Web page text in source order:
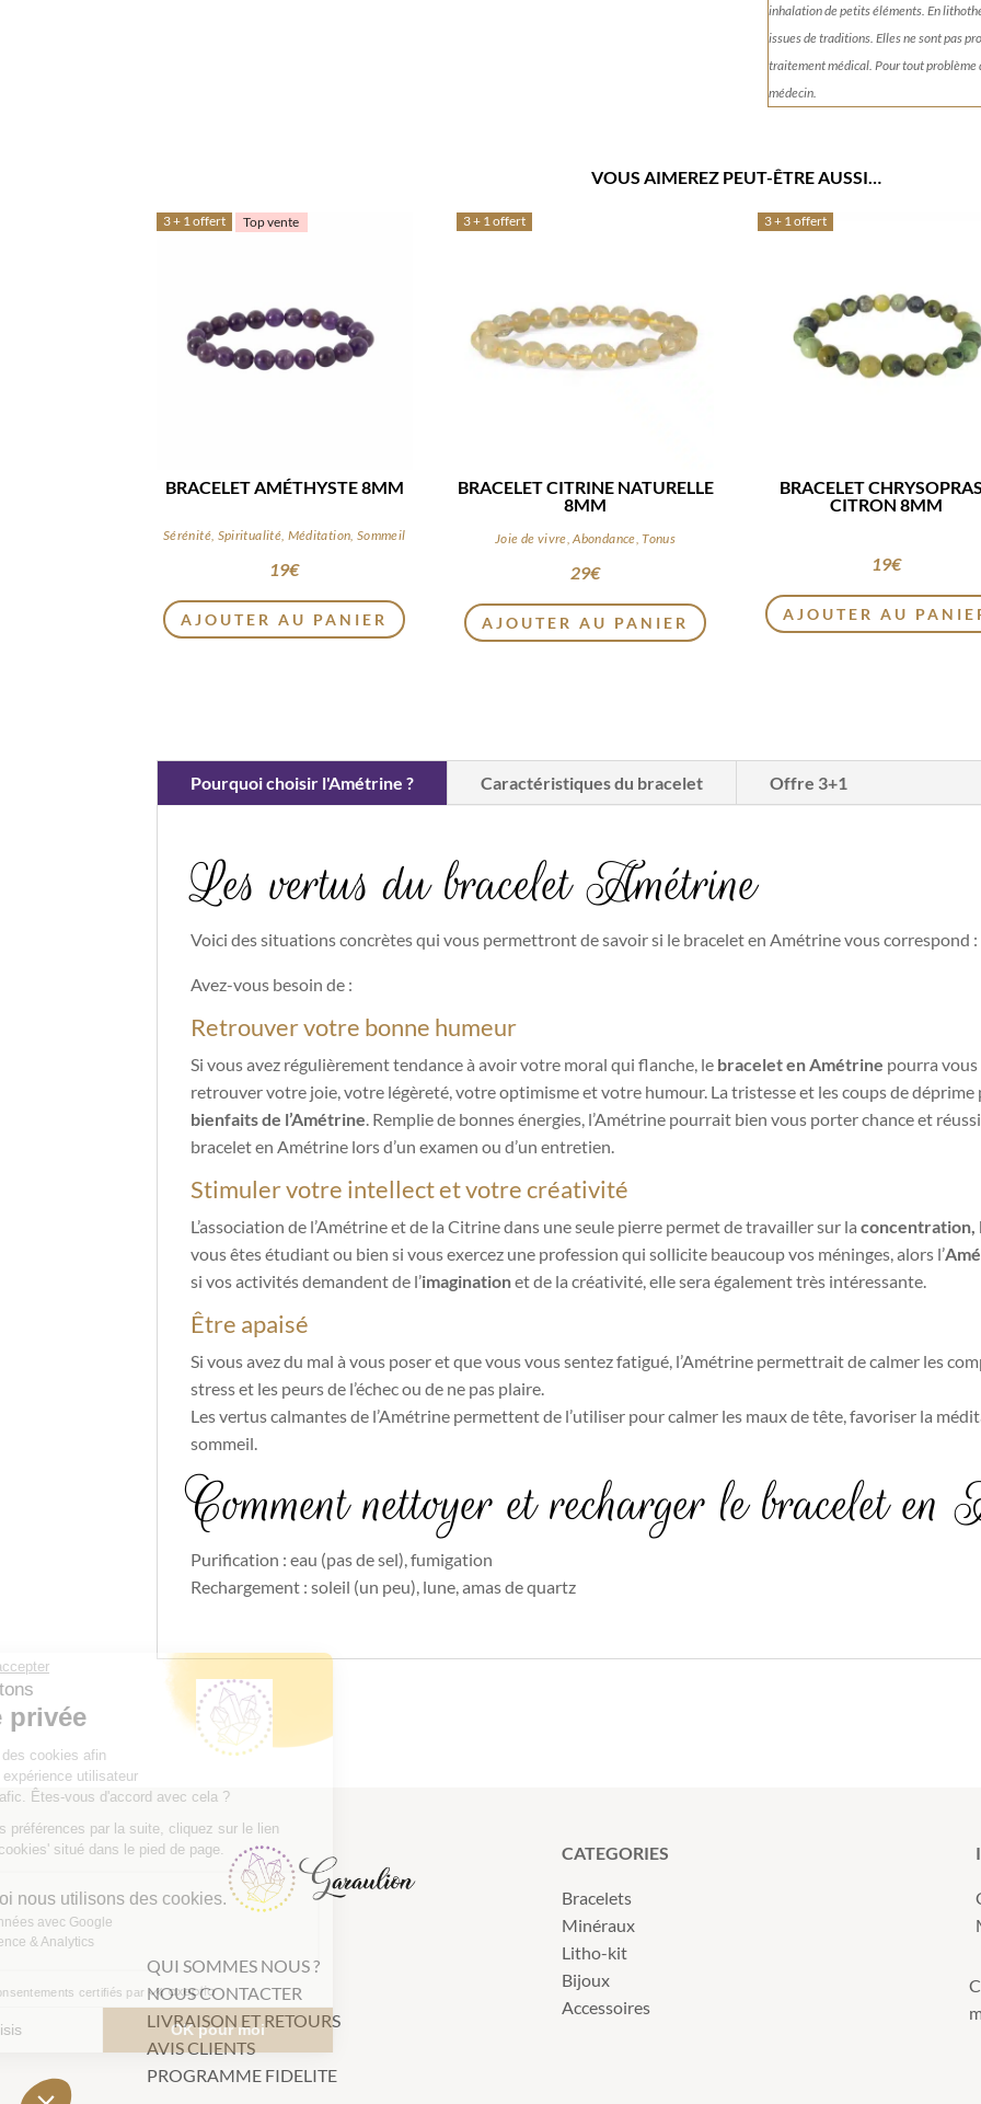
inhalation de petits éléments.En
issues de traditions. Elles ne sont pas
traitement médical. Pour tout problème
médecin.
VOUS AIMEREZ PEUT-ÊTRE AUSSI…
3 + 1 offert Top vente
BRACELET AMÉTHYSTE 8MM
Sérénité, Spiritualité, Méditation, Sommeil
19€
AJOUTER AU PANIER
3 + 1 offert
BRACELET CITRINE NATURELLE
8MM
Joie de vivre, Abondance, Tonus
29€
AJOUTER AU PANIER
3 + 1 offert
BRACELET
CITRON 8MM
19€
AJOUTER AU
Pourquoi choisir l'Amétrine ? Caractéristiques du bracelet Offre 3+1
Les vertus du bracelet Amétrine
Voici des situations concrètes qui vous permettront de savoir si le bracelet en Amétrine vous correspond :
Avez-vous besoin de :
Retrouver votre bonne humeur
Si vous avez régulièrement tendance à avoir votre moral qui flanche, le bracelet en Amétrine pourra
retrouver votre joie, votre légèreté, votre optimisme et votre humour. La tristesse et les coups de déprime
bienfaits de l’Amétrine. Remplie de bonnes énergies, l’Amétrine pourrait bien vous porter chance et
bracelet en Amétrine lors d’un examen ou d’un entretien.
Stimuler votre intellect et votre créativité
L’association de l’Amétrine et de la Citrine dans une seule pierre permet de travailler sur la concentration,
vous êtes étudiant ou bien si vous exercez une profession qui sollicite beaucoup vos méninges, alors l’
si vos activités demandent de l’imaginationet de la créativité, elle sera également très intéressante.
Être apaisé
Si vous avez du mal à vous poser et que vous vous sentez fatigué, l’Amétrine permettrait de calmer les
stress et les peurs de l’échec ou de ne pas plaire.
Les vertus calmantes de l’Amétrine permettent de l’utiliser pour calmer les maux de tête, favoriser la
sommeil.
Comment nettoyer et recharger le bracelet
Purification : eau (pas de sel), fumigation
Rechargement : soleil (un peu), lune, amas de quartz
QUI SOMMES NOUS ?
NOUS CONTACTER
LIVRAISON ET RETOURS
AVIS CLIENTS
PROGRAMME FIDELITE
CATEGORIES
Bracelets
Minéraux
Litho-kit
Bijoux
Accessoires
Continuer sans accepter
Nous respectons
votre vie privée
Notre site utilise des cookies afin
d'améliorer votre expérience utilisateur
et suivre notre trafic. Êtes-vous d'accord avec cela ?
Pour modifier vos préférences par la suite, cliquez sur le lien
'Préférences de cookies' situé dans le pied de page.
Voici pourquoi nous utilisons des cookies.
Partage de données avec Google
Mesure d'audience & Analytics
Consentements certifiés par
Je choisis OK pour moi